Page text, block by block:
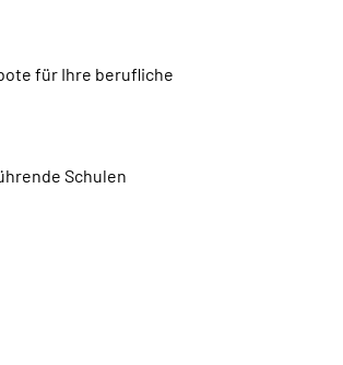
für Ihre berufliche
Schulen